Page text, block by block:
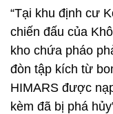
“Tại khu định cư
chiến đấu của
kho chứa pháo
đòn tập kích từ
HIMARS được
kèm đã bị phá